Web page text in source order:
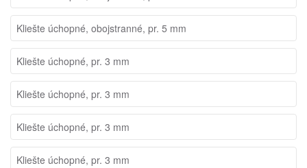
Kliešte úchopné, obojstranné, pr. 5 mm
Kliešte úchopné, pr. 3 mm
Kliešte úchopné, pr. 3 mm
Kliešte úchopné, pr. 3 mm
Kliešte úchopné, pr. 3 mm